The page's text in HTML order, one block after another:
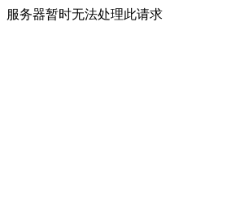
服务器暂时无法处理此请求